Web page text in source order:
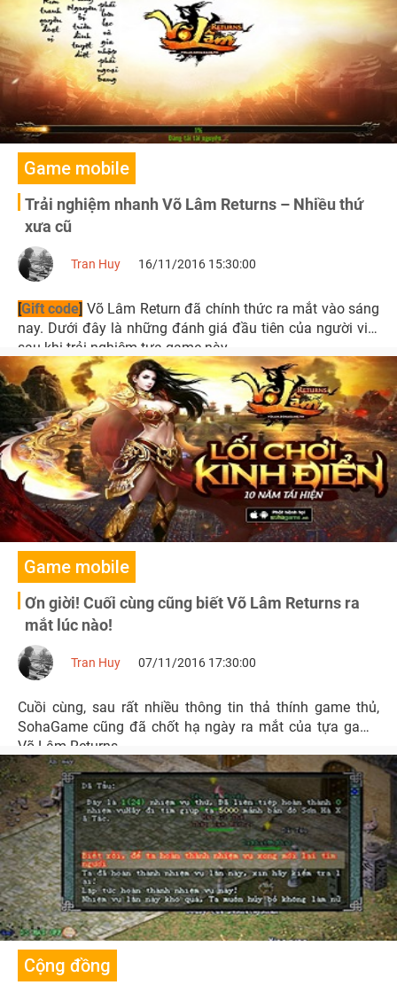
Game mobile
Trải nghiệm nhanh Võ Lâm Returns – Nhiều thứ
xưa cũ
Tran Huy 16/11/2016 15:30:00
[Gift code] Võ Lâm Return đã chính thức ra mắt vào sáng
nay. Dưới đây là những đánh giá đầu tiên của người viết
sau khi trải nghiệm tựa game này.
Game mobile
Ơn giời! Cuối cùng cũng biết Võ Lâm Returns ra
mắt lúc nào!
Tran Huy 07/11/2016 17:30:00
Cuồi cùng, sau rất nhiều thông tin thả thính game thủ,
SohaGame cũng đã chốt hạ ngày ra mắt của tựa game
Võ Lâm Returns.
Cộng đồng